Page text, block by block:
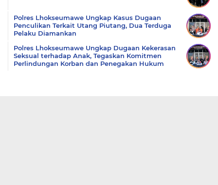
Polres Lhokseumawe Ungkap Kasus Dugaan
Penculikan Terkait Utang Piutang, Dua Terduga
Pelaku Diamankan
Polres Lhokseumawe Ungkap Dugaan Kekerasan
Seksual terhadap Anak, Tegaskan Komitmen
Perlindungan Korban dan Penegakan Hukum